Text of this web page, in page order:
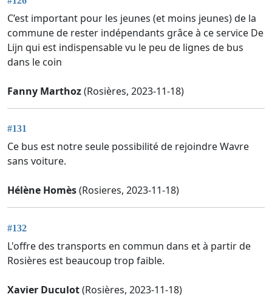
C’est important pour les jeunes (et moins jeunes) de la
commune de rester indépendants grâce à ce service De
Lijn qui est indispensable vu le peu de lignes de bus
dans le coin
Fanny Marthoz(Rosières, 2023-11-18)
#131
Ce bus est notre seule possibilité de rejoindre Wavre
sans voiture.
Hélène Homès(Rosieres, 2023-11-18)
#132
L'offre des transports en commun dans et à partir de
Rosières est beaucoup trop faible.
Xavier Duculot(Rosières, 2023-11-18)